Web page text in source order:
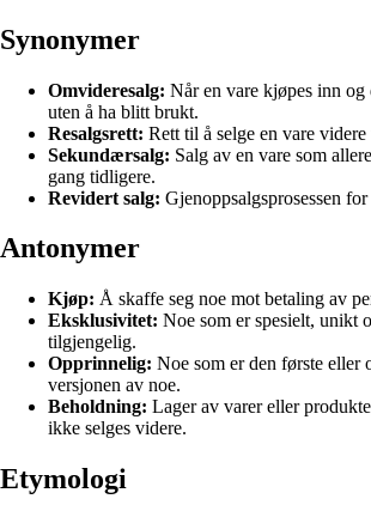
Synonymer
Omvideresalg: Når en vare kjøpes inn og
uten å ha blitt brukt.
Resalgsrett: Rett til å selge en vare
Sekundærsalg: Salg av en vare som
gang tidligere.
Revidert salg: Gjenoppsalgsprosessen for
Antonymer
Kjøp: Å skaffe seg noe mot betaling av
Eksklusivitet: Noe som er spesielt, unikt
tilgjengelig.
Opprinnelig: Noe som er den første eller
versjonen av noe.
Beholdning: Lager av varer eller
ikke selges videre.
Etymologi